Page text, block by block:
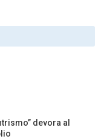
devora al